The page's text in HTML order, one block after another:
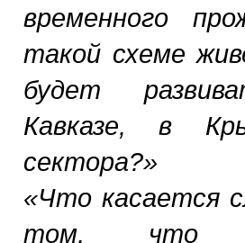
временного
такой схеме
будет
Кавказе, в
сектора?»
«Что касается
том, что